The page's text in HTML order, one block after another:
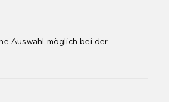
Auswahl möglich bei der